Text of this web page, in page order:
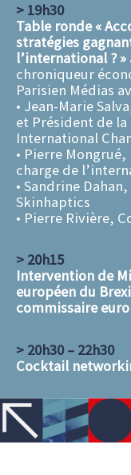
> 19h30
Table ronde «
stratégies
l’international ? »
chroniqueur
Parisien Médias
• Jean-Marie
et Président de
International
• Pierre
charge de
• Sandrine
Skinhaptics
• Pierre Rivière,
> 20h15
Intervention de
européen du
commissaire
> 20h30 – 22h30
Cocktail